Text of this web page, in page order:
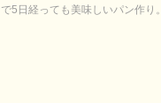
5日経っても美味しいパン作